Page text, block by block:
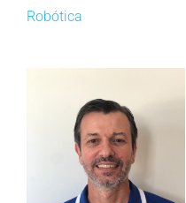
Robótica